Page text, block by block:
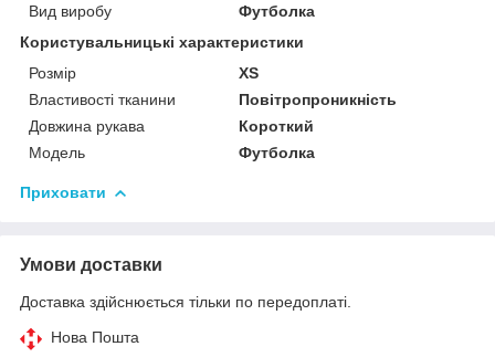
Вид виробу
Футболка
Користувальницькі характеристики
Розмір
XS
Властивості тканини
Повітропроникність
Довжина рукава
Короткий
Модель
Футболка
Приховати
Умови доставки
Доставка здійснюється тільки по передоплаті.
Нова Пошта